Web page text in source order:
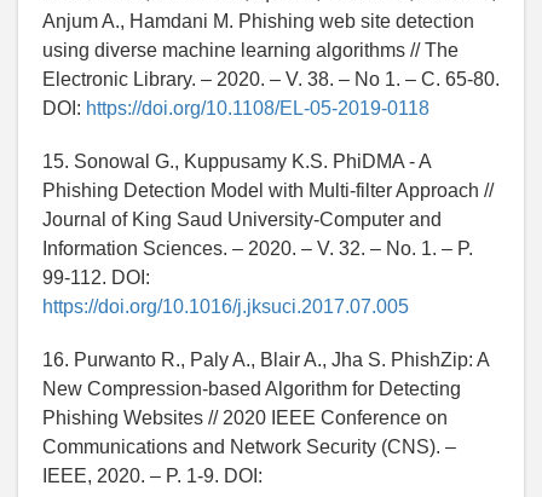
Anjum A., Hamdani M. Phishing web site detection
using diverse machine learning algorithms // The
Electronic Library. – 2020. – V. 38. – No 1. – С. 65-80.
DOI: https://doi.org/10.1108/EL-05-2019-0118
15. Sonowal G., Kuppusamy K.S. PhiDMA - A
Phishing Detection Model with Multi-filter Approach //
Journal of King Saud University-Computer and
Information Sciences. – 2020. – V. 32. – No. 1. – P.
99-112. DOI:
https://doi.org/10.1016/j.jksuci.2017.07.005
16. Purwanto R., Paly A., Blair A., Jha S. PhishZip: A
New Compression-based Algorithm for Detecting
Phishing Websites // 2020 IEEE Conference on
Communications and Network Security (CNS). –
IEEE, 2020. – P. 1-9. DOI: